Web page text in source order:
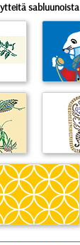
sabluunoista